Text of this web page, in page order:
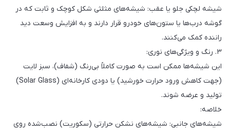
شیشه لچکی جلو یا عقب: شیشه‌های مثلثی شکل کوچک و ثابت که در
گوشه درب‌ها یا ستون‌های خودرو قرار دارند و به افزایش وسعت دید
راننده کمک می‌کنند.
۳. رنگ و ویژگی‌های نوری:
این شیشه‌ها ممکن است به صورت کاملاً بی‌رنگ (شفاف)، سبز لایت
(جهت کاهش ورود حرارت خورشید) یا دودی کارخانه‌ای (Solar Glass)
تولید و عرضه شوند.
خلاصه:
شیشه‌های جانبی: شیشه‌های نشکن حرارتی (سکوریت) نصب‌شده روی